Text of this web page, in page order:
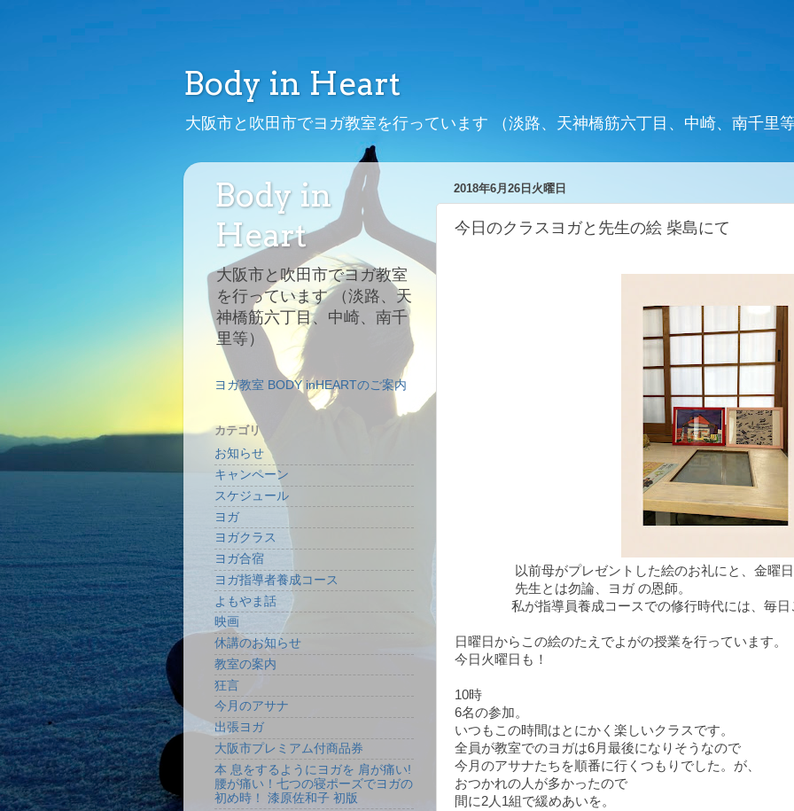
Body in Heart
大阪市と吹田市でヨガ教室を行っています （淡路、天神橋筋六丁目、中崎、南千里
2018年6月26日火曜日
今日のクラスヨガと先生の絵 柴島にて
以前母がプレゼントした絵のお礼にと、金曜日
先生とは勿論、ヨガ の恩師。
私が指導員養成コースでの修行時代には、毎日ご
日曜日からこの絵のたえでよがの授業を行っています。
今日火曜日も！
10時
6名の参加。
いつもこの時間はとにかく楽しいクラスです。
全員が教室でのヨガは6月最後になりそうなので
今月のアサナたちを順番に行くつもりでした。が、
おつかれの人が多かったので
間に2人1組で緩めあいを。
Body in
Heart
大阪市と吹田市でヨガ教室
を行っています （淡路、天
神橋筋六丁目、中崎、南千
里等）
ヨガ教室 BODY inHEARTのご案内
カテゴリ
お知らせ
キャンペーン
スケジュール
ヨガ
ヨガクラス
ヨガ合宿
ヨガ指導者養成コース
よもやま話
映画
休講のお知らせ
教室の案内
狂言
今月のアサナ
出張ヨガ
大阪市プレミアム付商品券
本 息をするようにヨガを 肩が痛い!
腰が痛い！七つの寝ポーズでヨガの
初め時！ 漆原佐和子 初版